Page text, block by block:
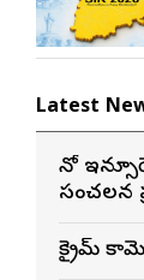
Latest
నో
సంచలన
క్రైమ్